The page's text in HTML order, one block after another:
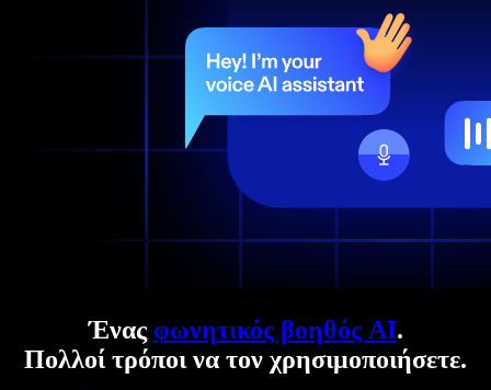
Ένας φωνητικός βοηθός AI.
Πολλοί τρόποι να τον χρησιμοποιήσετε.